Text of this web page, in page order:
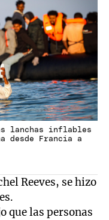
lanchas inflables
desde Francia a
Reeves, se hizo
que las personas